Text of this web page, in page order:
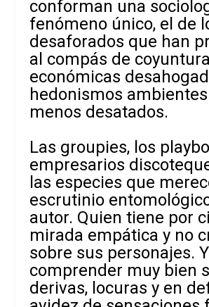
conforman una
fenómeno único, el de
desaforados que han
al compás de
económicas
hedonismos
menos desatados.
Las groupies, los
empresarios
las especies que
escrutinio
autor. Quien tiene por
mirada empática y no
sobre sus personajes.
comprender muy bien
derivas, locuras y en